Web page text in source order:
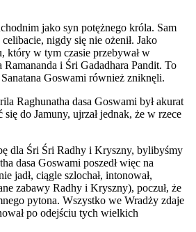
jako syn potężnego króla. Sam
nigdy się nie ożenił. Jako
który w tym czasie przebywał w
i Śri Gadadhara Pandit. To
Goswami również zniknęli.
Raghunatha dasa Goswami był akurat
do Jamuny, ujrzał jednak, że w rzece
dla Śri Śri Radhy i Kryszny, bylibyśmy
dasa Goswami poszedł więc na
jadł, ciągle szlochał, intonował,
zabawy Radhy i Kryszny), poczuł, że
pytona. Wszystko we Wradży zdaje
po odejściu tych wielkich